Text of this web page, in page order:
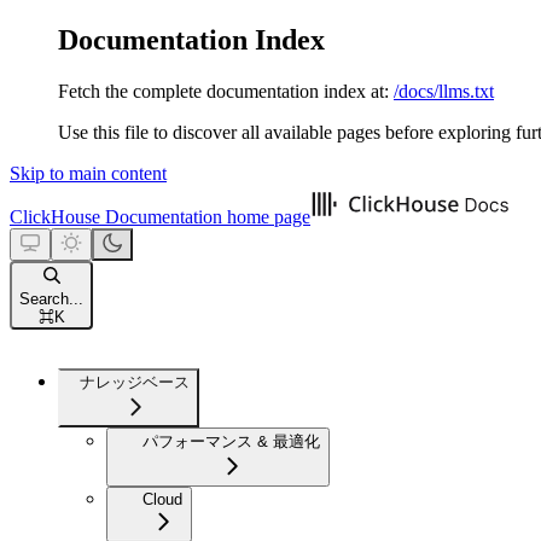
Documentation Index
Fetch the complete documentation index at: /docs/llms.txt
Use this file to discover all available pages before exploring
Skip to main content
ClickHouse Documentation home page
Search...
⌘K
ナレッジベース
パフォーマンス & 最適化
Cloud